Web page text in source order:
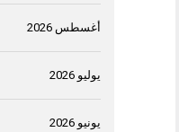
أغسطس 2026
يوليو 2026
يونيو 2026